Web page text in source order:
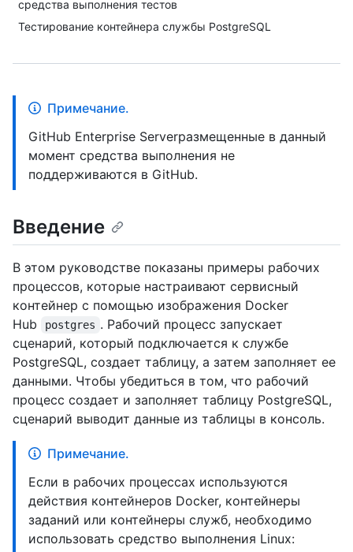
средства выполнения тестов
Тестирование контейнера службы PostgreSQL
Примечание.
GitHub Enterprise Serverразмещенные в данный
момент средства выполнения не
поддерживаются в GitHub.
Введение
В этом руководстве показаны примеры рабочих
процессов, которые настраивают сервисный
контейнер с помощью изображения Docker
Hub
postgres . Рабочий процесс запускает
сценарий, который подключается к службе
PostgreSQL, создает таблицу, а затем заполняет ее
данными. Чтобы убедиться в том, что рабочий
процесс создает и заполняет таблицу PostgreSQL,
сценарий выводит данные из таблицы в консоль.
Примечание.
Если в рабочих процессах используются
действия контейнеров Docker, контейнеры
заданий или контейнеры служб, необходимо
использовать средство выполнения Linux: